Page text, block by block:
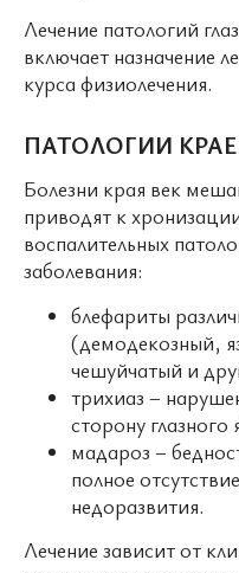
Лечение патологий
включает назначение
курса физиолечения.
ПАТОЛОГИИ
Болезни края век
приводят к
воспалительных
заболевания:
блефариты
(демодекозный,
чешуйчатый и
трихиаз –
сторону глазного
мадароз –
полное
недоразвития.
Лечение зависит от